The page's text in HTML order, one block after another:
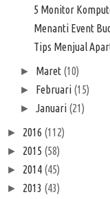
5 Monitor
Menanti Event
Tips Menjual
► Maret (10)
► Februari (15)
►Januari (21)
► 2016 (112)
► 2015 (58)
► 2014 (45)
► 2013 (43)